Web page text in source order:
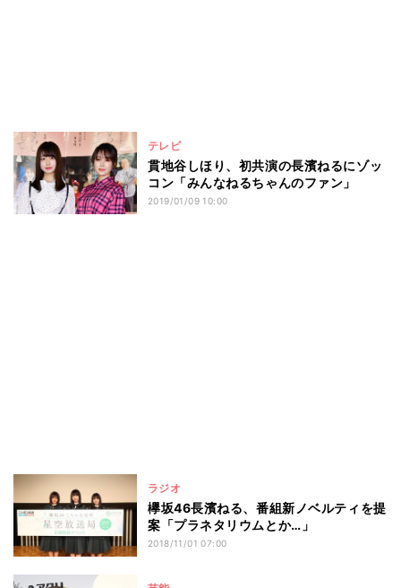
テレビ
貫地谷しほり、初共演の長濱ねるにゾッ
コン「みんなねるちゃんのファン」
2019/01/09 10:00
ラジオ
欅坂46長濱ねる、番組新ノベルティを提
案「プラネタリウムとか…」
2018/11/01 07:00